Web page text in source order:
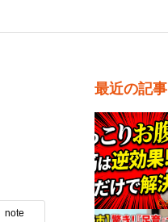
note
最近の記事